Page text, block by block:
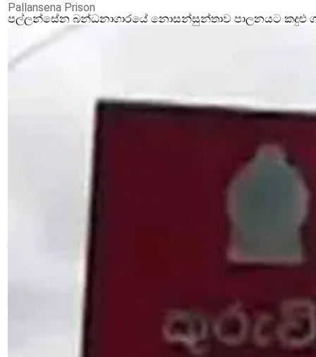
Pallansena Prison
පල්ලන්සේන බන්ධනාගාරයේ නොසන්සුන්තාව පාලනයට කදුළු